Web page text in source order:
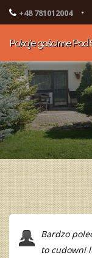
+48 781012004 •
Pokoje gościnne Pod
Bardzo
to cudowni